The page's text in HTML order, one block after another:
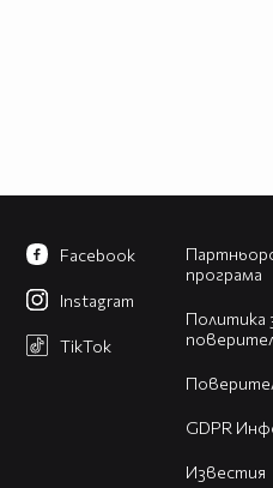
програма
Политика
GDPR
Известия
Facebook
Instagram
TikTok